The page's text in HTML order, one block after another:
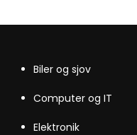
indlæg
Biler og sjov
Computer og IT
Elektronik